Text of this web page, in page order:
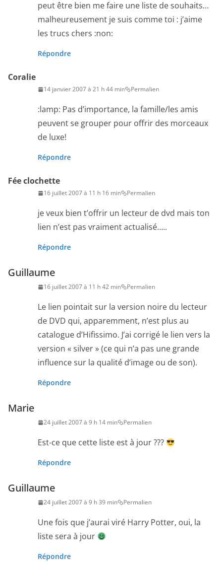
peut être bien me faire une liste de souhaits…
malheureusement je suis comme toi : j’aime
les trucs chers :non:
Répondre
Coralie
14 janvier 2007 à 21 h 44 min Permalien
:lamp: Pas d’importance, la famille/les amis
peuvent se grouper pour offrir des morceaux
de luxe!
Répondre
Fée clochette
16 juillet 2007 à 11 h 16 min Permalien
je veux bien t’offrir un lecteur de dvd mais ton
lien n’est pas vraiment actualisé…..
Répondre
Guillaume
16 juillet 2007 à 11 h 42 min Permalien
Le lien pointait sur la version noire du lecteur
de DVD qui, apparemment, n’est plus au
catalogue d’Hifissimo. J’ai corrigé le lien vers la
version « silver » (ce qui n’a pas une grande
influence sur la qualité d’image ou de son).
Répondre
Marie
24 juillet 2007 à 9 h 14 min Permalien
Est-ce que cette liste est à jour ???
Répondre
Guillaume
24 juillet 2007 à 9 h 39 min Permalien
Une fois que j’aurai viré Harry Potter, oui, la
liste sera à jour
Répondre